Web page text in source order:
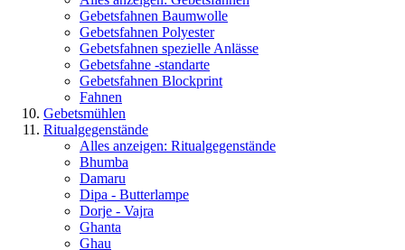
Gebetsfahnen Baumwolle
Gebetsfahnen Polyester
Gebetsfahnen spezielle Anlässe
Gebetsfahne -standarte
Gebetsfahnen Blockprint
Fahnen
Gebetsmühlen
Ritualgegenstände
Alles anzeigen: Ritualgegenstände
Bhumba
Damaru
Dipa - Butterlampe
Dorje - Vajra
Ghanta
Ghau